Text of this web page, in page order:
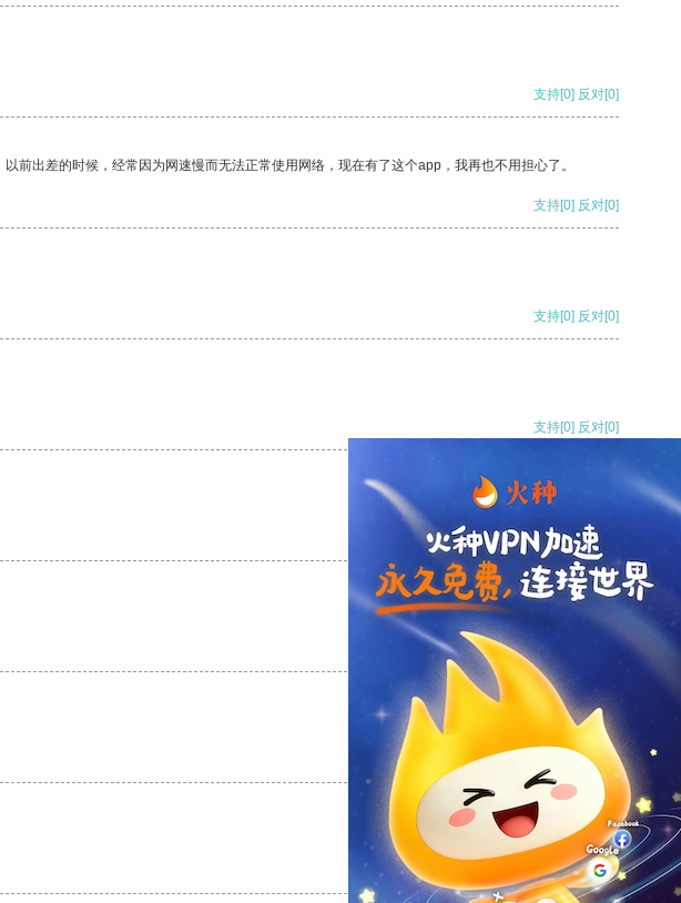
支持[0] 反对[0]
出差的时候，经常因为网速慢而无法正常使用网络，现在有了这个app，我再也不用担心了。
支持[0] 反对[0]
支持[0] 反对[0]
支持[0] 反对[0]
支持[0] 反对
支持
反对 [0]
支持[0] 反对[0]